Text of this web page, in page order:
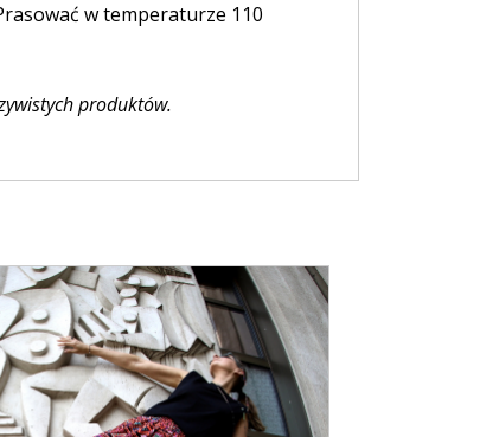
w temperaturze 110
produktów.